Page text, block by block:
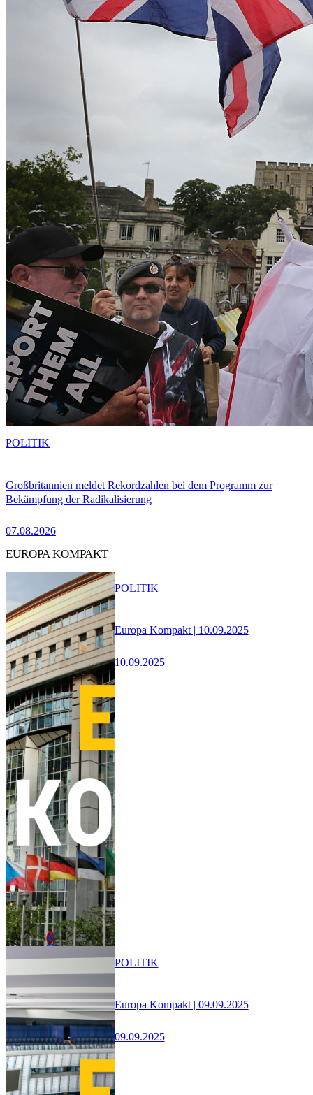
Großbritannien meldet Rekordzahlen bei dem Programm zur
Bekämpfung der Radikalisierung
07.08.2026
POLITIK
EUROPA KOMPAKT
Europa Kompakt | 10.09.2025
10.09.2025
POLITIK
Europa Kompakt | 09.09.2025
09.09.2025
POLITIK